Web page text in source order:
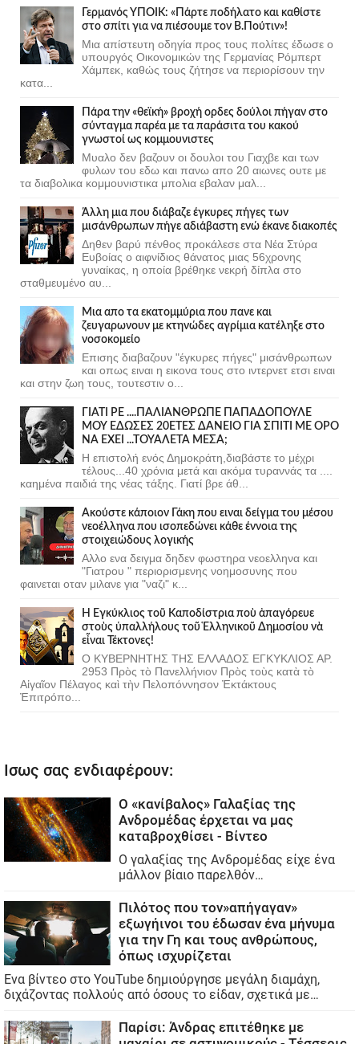
Γερμανός ΥΠΟΙΚ: «Πάρτε ποδήλατο και καθίστε
στο σπίτι για να πιέσουμε τον Β.Πούτιν»!
Μια απίστευτη οδηγία προς τους πολίτες έδωσε ο
υπουργός Οικονομικών της Γερμανίας Ρόμπερτ
Χάμπεκ, καθώς τους ζήτησε να περιορίσουν την
κατα...
Πάρα την «θεϊκή» βροχή ορδες δούλοι πήγαν στο
σύνταγμα παρέα με τα παράσιτα του κακού
γνωστοί ως κομμουνιστες
Μυαλο δεν βαζουν οι δουλοι του Γιαχβε και των
φυλων του εδω και πανω απο 20 αιωνες ουτε με
τα διαβολικα κομμουνιστικα μπολια εβαλαν μαλ...
Άλλη μια που διάβαζε έγκυρες πήγες των
μισάνθρωπων πήγε αδιάβαστη ενώ έκανε διακοπές
Δηθεν βαρύ πένθος προκάλεσε στα Νέα Στύρα
Ευβοίας ο αιφνίδιος θάνατος μιας 56χρονης
γυναίκας, η οποία βρέθηκε νεκρή δίπλα στο
σταθμευμένο αυ...
Μια απο τα εκατομμύρια που πανε και
ζευγαρωνουν με κτηνώδες αγρίμια κατέληξε στο
νοσοκομείο
Επισης διαβαζουν "έγκυρες πήγες" μισάνθρωπων
και οπως ειναι η εικονα τους στο ιντερνετ ετσι ειναι
και στην ζωη τους, τουτεστιν ο...
ΓΙΑΤΙ ΡΕ ....ΠΑΛΙΑΝΘΡΩΠΕ ΠΑΠΑΔΟΠΟΥΛΕ
ΜΟΥ ΕΔΩΣΕΣ 20ΕΤΕΣ ΔΑΝΕΙΟ ΓΙΑ ΣΠΙΤΙ ΜΕ ΟΡΟ
ΝΑ ΕΧΕΙ ...ΤΟΥΑΛΕΤΑ ΜΕΣΑ;
Η επιστολή ενός Δημοκράτη,διαβάστε το μέχρι
τέλους...40 χρόνια μετά και ακόμα τυραννάς τα ....
καημένα παιδιά της νέας τάξης. Γιατί βρε άθ...
Ακούστε κάποιον Γάκη που ειναι δείγμα του μέσου
νεοέλληνα που ισοπεδώνει κάθε έννοια της
στοιχειώδους λογικής
Αλλο ενα δειγμα δηδεν φωστηρα νεοελληνα και
"Γιατρου " περιορισμενης νοημοσυνης που
φαινεται οταν μιλανε για "ναζι" κ...
Ἡ Ἐγκύκλιος τοῦ Καποδίστρια ποὺ ἀπαγόρευε
στοὺς ὑπαλλήλους τοῦ Ἑλληνικοῦ Δημοσίου νὰ
εἶναι Τέκτονες!
Ο ΚΥΒΕΡΝΗΤΗΣ ΤΗΣ ΕΛΛΑΔΟΣ ΕΓΚΥΚΛΙΟΣ ΑΡ.
2953 Πρὸς τὸ Πανελλήνιον Πρὸς τοὺς κατὰ τὸ
Αἰγαῖον Πέλαγος καὶ τὴν Πελοπόννησον Ἐκτάκτους
Ἐπιτρόπο...